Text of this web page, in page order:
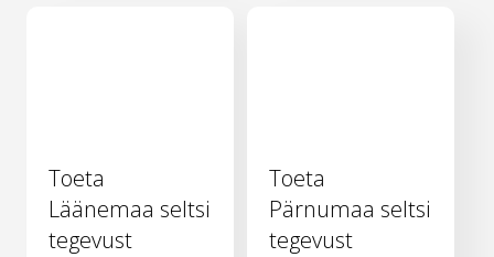
Toeta
Läänemaa seltsi
tegevust
Toeta
Pärnumaa seltsi
tegevust